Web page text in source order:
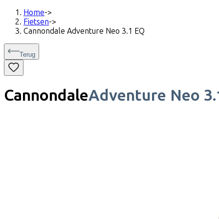
Home->
Fietsen->
Cannondale Adventure Neo 3.1 EQ
Terug
CannondaleAdventure Neo